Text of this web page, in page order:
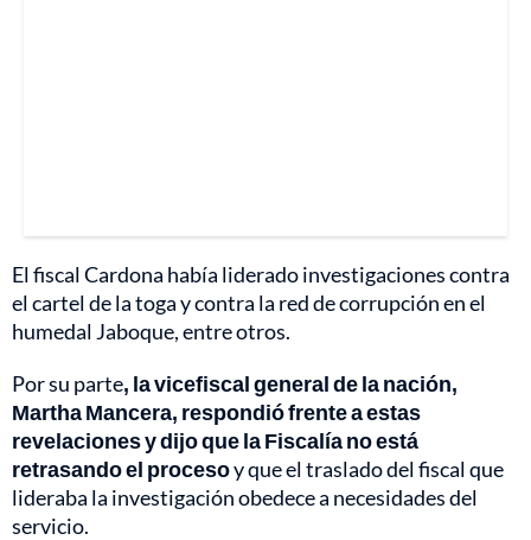
El fiscal Cardona había liderado investigaciones contra
el cartel de la toga y contra la red de corrupción en el
humedal Jaboque, entre otros.
Por su parte, la vicefiscal general de la nación,
Martha Mancera, respondió frente a estas
revelaciones y dijo que la Fiscalía no está
retrasando el procesoy que el traslado del fiscal que
lideraba la investigación obedece a necesidades del
servicio.